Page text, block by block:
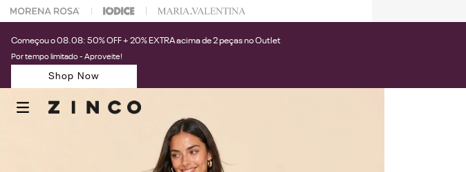
na sua 1° compra usando o cupom: PRIMEIRAZIN
Começou o 08.08: 50% OFF + 20% EXTRA acima de 2 peças no Outlet
Por tempo limitado - Aproveite!
Shop Now